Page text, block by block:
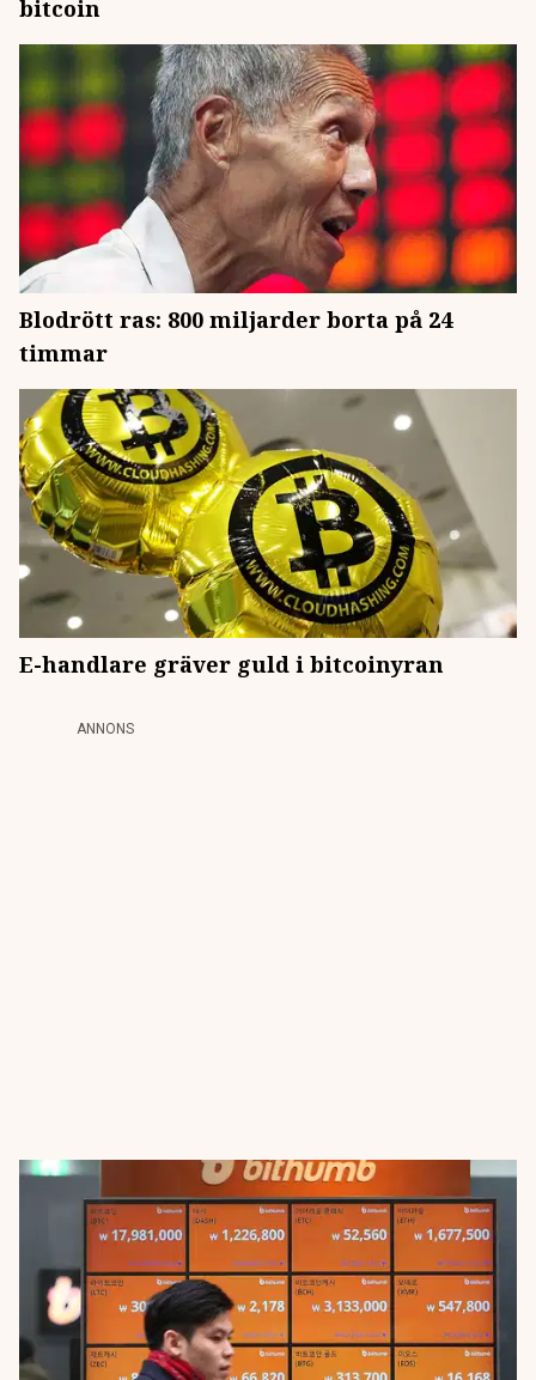
bitcoin
Blodrött ras: 800 miljarder borta på 24
timmar
E-handlare gräver guld i bitcoinyran
ANNONS